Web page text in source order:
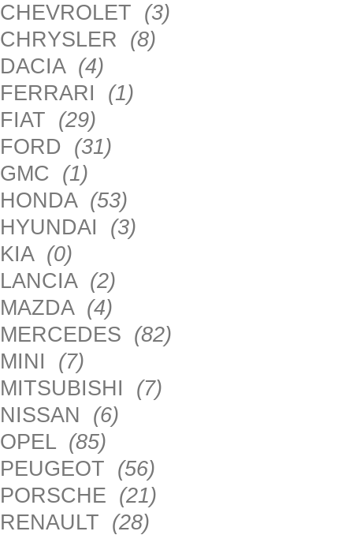
CHEVROLET (3)
CHRYSLER (8)
DACIA (4)
FERRARI (1)
FIAT (29)
FORD (31)
GMC (1)
HONDA (53)
HYUNDAI (3)
KIA (0)
LANCIA (2)
MAZDA (4)
MERCEDES (82)
MINI (7)
MITSUBISHI (7)
NISSAN (6)
OPEL (85)
PEUGEOT (56)
PORSCHE (21)
RENAULT (28)